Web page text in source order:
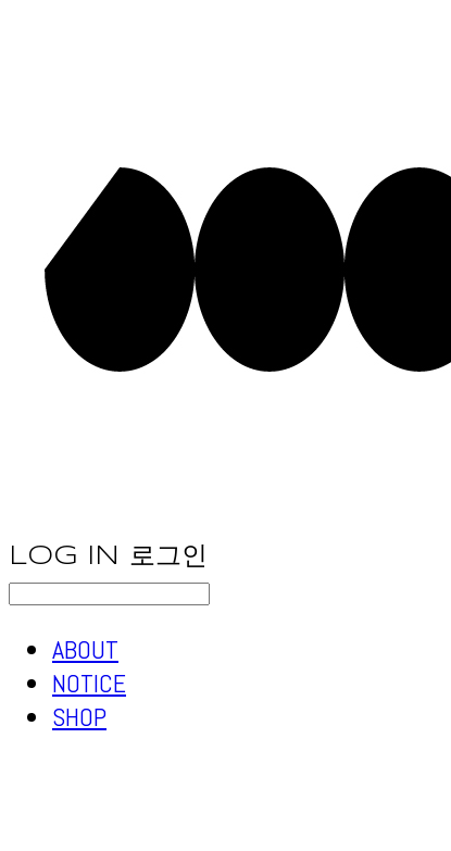
LOG IN 로그인
ABOUT
NOTICE
SHOP